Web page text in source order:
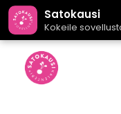
Satokausi
Kokeile